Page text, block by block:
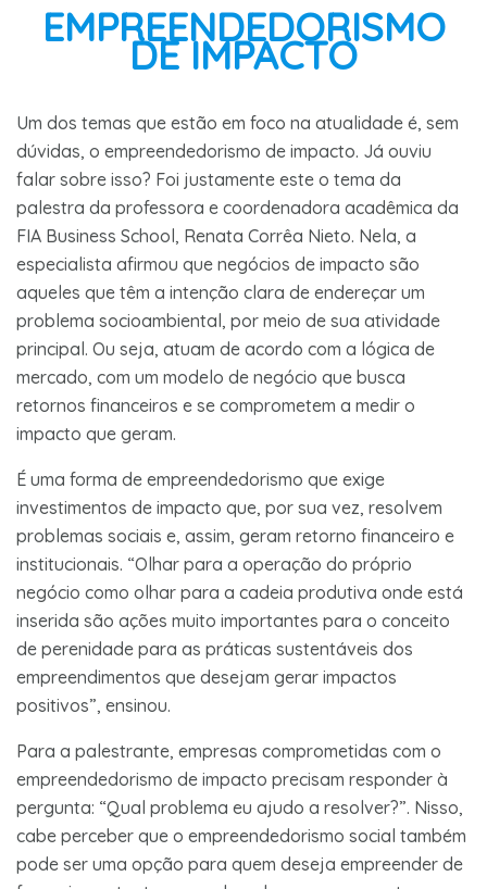
EMPREENDEDORISMO
DE IMPACTO
Um dos temas que estão em foco na atualidade é, sem
dúvidas, o empreendedorismo de impacto. Já ouviu
falar sobre isso? Foi justamente este o tema da
palestra da professora e coordenadora acadêmica da
FIA Business School, Renata Corrêa Nieto. Nela, a
especialista afirmou que negócios de impacto são
aqueles que têm a intenção clara de endereçar um
problema socioambiental, por meio de sua atividade
principal. Ou seja, atuam de acordo com a lógica de
mercado, com um modelo de negócio que busca
retornos financeiros e se comprometem a medir o
impacto que geram.
É uma forma de empreendedorismo que exige
investimentos de impacto que, por sua vez, resolvem
problemas sociais e, assim, geram retorno financeiro e
institucionais. “Olhar para a operação do próprio
negócio como olhar para a cadeia produtiva onde está
inserida são ações muito importantes para o conceito
de perenidade para as práticas sustentáveis dos
empreendimentos que desejam gerar impactos
positivos”, ensinou.
Para a palestrante, empresas comprometidas com o
empreendedorismo de impacto precisam responder à
pergunta: “Qual problema eu ajudo a resolver?”. Nisso,
cabe perceber que o empreendedorismo social também
pode ser uma opção para quem deseja empreender de